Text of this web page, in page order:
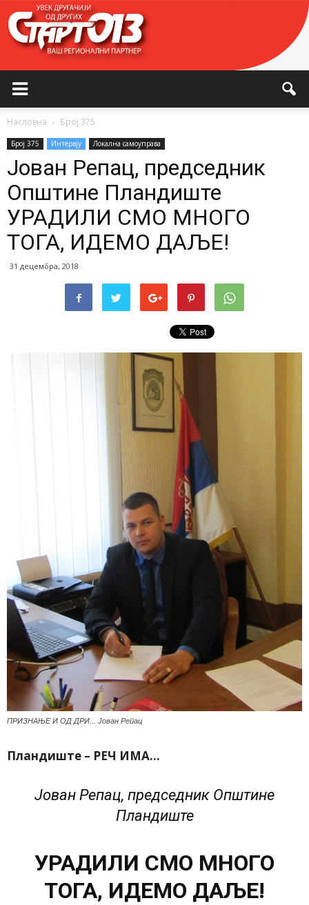
Насловна Број 375
Број 375 Интервју Локална самоуправа
Јован Репац, председник
Општине Пландиште
УРАДИЛИ СМО МНОГО
ТОГА, ИДЕМО ДАЉЕ!
31 децембра, 2018
ПРИЗНАЊЕ И ОД ДРИ... Јован Репац
Пландиште – РЕЧ ИМА…
Јован Репац, председник Општине
Пландиште
УРАДИЛИ СМО МНОГО
ТОГА, ИДЕМО ДАЉЕ!